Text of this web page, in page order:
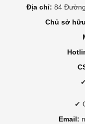
Địa chỉ: 84
Chủ sở
✔
Email: